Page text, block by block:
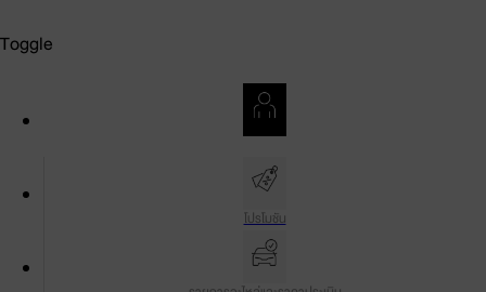
Toggle
โปรโมชัน